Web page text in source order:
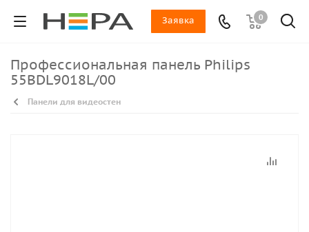
0
Заявка
Профессиональная панель Philips
55BDL9018L/00
Панели для видеостен